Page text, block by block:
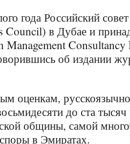
года Российский
Council) в Дубае и
Management
об издании
оценкам,
до ста
общины, самой
в Эмиратах.